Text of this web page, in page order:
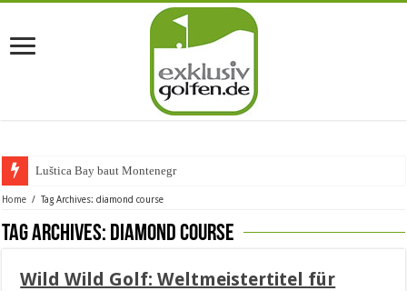
Luštica Bay baut Montenegros er
Home / Tag Archives: diamond course
Tag Archives: diamond course
Wild Wild Golf: Weltmeistertitel für